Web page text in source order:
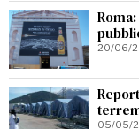
20/06/
05/05/